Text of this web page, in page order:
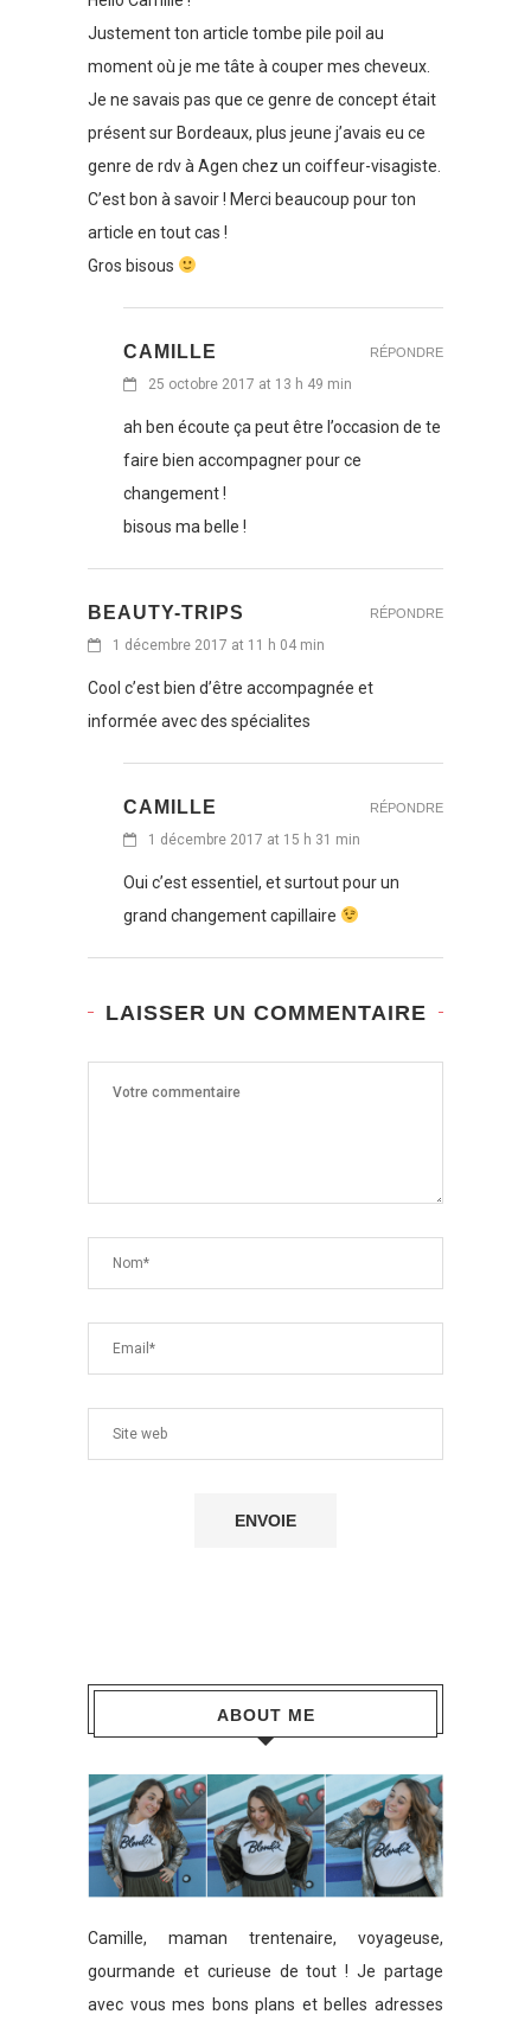
Justement ton article tombe pile poil au
moment où je me tâte à couper mes cheveux.
Je ne savais pas que ce genre de concept était
présent sur Bordeaux, plus jeune j’avais eu ce
genre de rdv à Agen chez un coiffeur-visagiste.
C’est bon à savoir ! Merci beaucoup pour ton
article en tout cas !
Gros bisous
CAMILLE
25 octobre 2017 at 13 h 49 min
ah ben écoute ça peut être l’occasion de te
faire bien accompagner pour ce
changement !
bisous ma belle !
RÉPONDRE
BEAUTY-TRIPS
1 décembre 2017 at 11 h 04 min
Cool c’est bien d’être accompagnée et
informée avec des spécialites
RÉPONDRE
CAMILLE
1 décembre 2017 at 15 h 31 min
Oui c’est essentiel, et surtout pour un
grand changement capillaire
RÉPONDRE
LAISSER UN COMMENTAIRE
ABOUT ME
Camille, maman trentenaire, voyageuse,
gourmande et curieuse de tout ! Je partage
avec vous mes bons plans et belles adresses